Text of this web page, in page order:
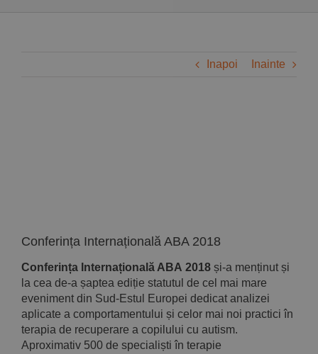
Contact
Magazin
Inapoi Inainte
Conferința Internațională ABA 2018
Conferința Internațională ABA 2018 și-a menținut și
la cea de-a șaptea ediție statutul de cel mai mare
eveniment din Sud-Estul Europei dedicat analizei
aplicate a comportamentului și celor mai noi practici în
terapia de recuperare a copilului cu autism.
Aproximativ 500 de specialiști în terapie